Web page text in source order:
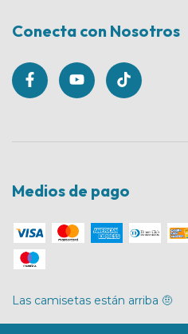
Conecta con Nosotros
Medios de pago
Las camisetas están arriba 🤨